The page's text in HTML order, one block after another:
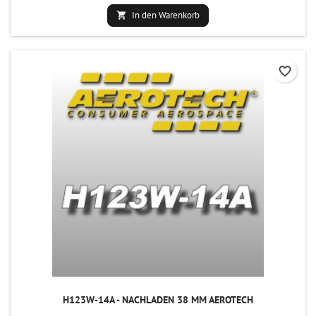
 In den Warenkorb
H123W-14A - NACHLADEN 38 MM AEROTECH
favorite_border